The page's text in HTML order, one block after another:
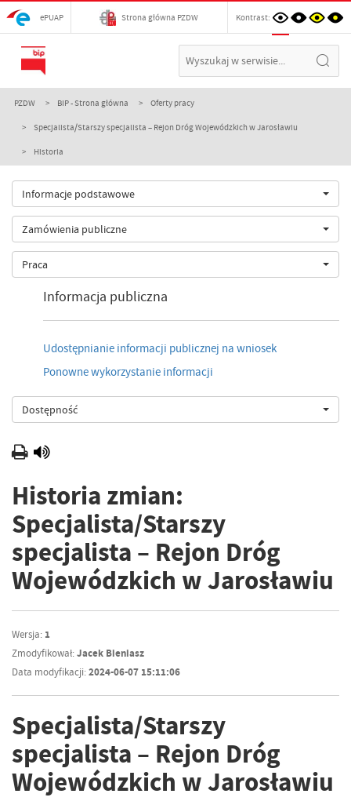
ePUAP Strona główna PZDW Kontrast:
PZDW BIP - Strona główna Oferty pracy
Specjalista/Starszy specjalista – Rejon Dróg Wojewódzkich w Jarosławiu
Historia
Informacje podstawowe
Zamówienia publiczne
Praca
Informacja publiczna
Udostępnianie informacji publicznej na wniosek
Ponowne wykorzystanie informacji
Dostępność
Historia zmian:
Specjalista/Starszy
specjalista – Rejon Dróg
Wojewódzkich w Jarosławiu
Wersja: 1
Zmodyfikował:Jacek Bieniasz
Data modyfikacji:2024-06-07 15:11:06
Specjalista/Starszy
specjalista – Rejon Dróg
Wojewódzkich w Jarosławiu